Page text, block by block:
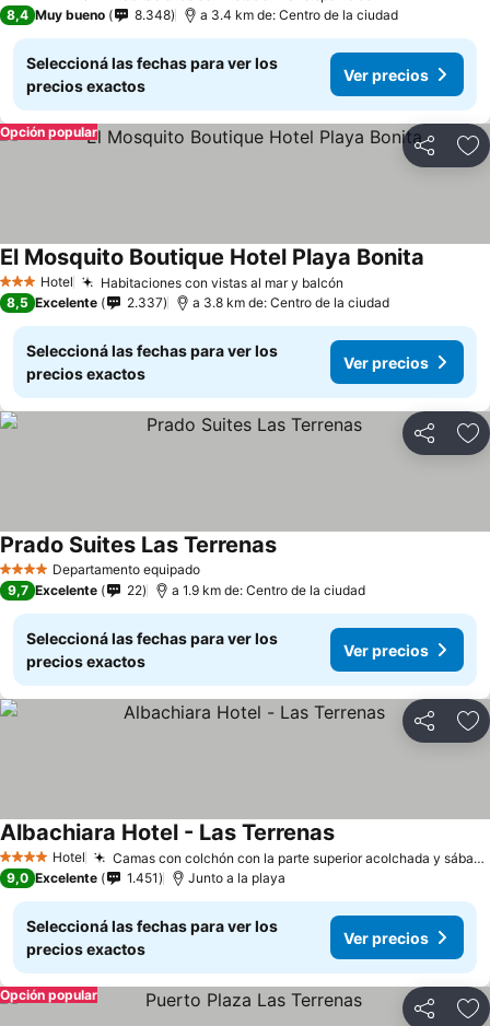
8,4 Muy bueno 8.348 a 3.4 km de: Centro de la ciudad
Seleccioná las fechas para ver los
precios exactos
Ver precios
Compartir
Opción popular
3 Estrellas
Hotel Habitaciones con vistas al mar y balcón
El Mosquito Boutique Hotel Playa Bonita
8,5 Excelente 2.337 a 3.8 km de: Centro de la ciudad
Seleccioná las fechas para ver los
precios exactos
Ver precios
Compartir
4 EstrellasDepartamento equipado
Prado Suites Las Terrenas
9,7 Excelente 22 a 1.9 km de: Centro de la ciudad
Seleccioná las fechas para ver los
precios exactos
Ver precios
Compartir
4 EstrellasHotel Camas con colchón con la parte superior acolchada y sábanas Frette italianas
Albachiara Hotel - Las Terrenas
9,0 Excelente 1.451 Junto a la playa
Seleccioná las fechas para ver los
precios exactos
Ver precios
Compartir
Opción popular